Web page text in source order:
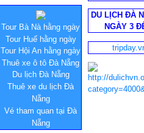
Tour Bà Nà hằng ngày
Tour Huế hằng ngày
Tour Hội An hằng ngày
Thuê xe ô tô Đà Nẵng
Du lịch Đà Nẵng
Thuê xe du lịch Đà
Nẵng
Vé tham quan tại Đà
Nẵng
DU LỊCH ĐÀ
NGÀY 3